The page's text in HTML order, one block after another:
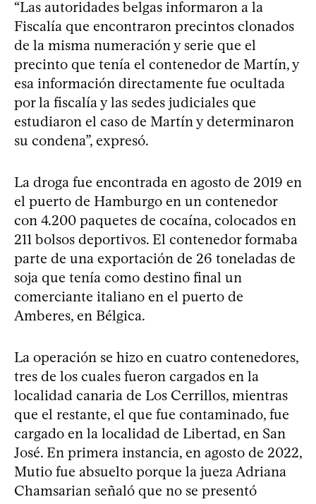
“Las autoridades belgas informaron a la
Fiscalía que encontraron precintos clonados
de la misma numeración y serie que el
precinto que tenía el contenedor de Martín, y
esa información directamente fue ocultada
por la fiscalía y las sedes judiciales que
estudiaron el caso de Martín y determinaron
su condena”, expresó.
La droga fue encontrada en agosto de 2019 en
el puerto de Hamburgo en un contenedor
con 4.200 paquetes de cocaína, colocados en
211 bolsos deportivos. El contenedor formaba
parte de una exportación de 26 toneladas de
soja que tenía como destino final un
comerciante italiano en el puerto de
Amberes, en Bélgica.
La operación se hizo en cuatro contenedores,
tres de los cuales fueron cargados en la
localidad canaria de Los Cerrillos, mientras
que el restante, el que fue contaminado, fue
cargado en la localidad de Libertad, en San
José. En primera instancia, en agosto de 2022,
Mutio fue absuelto porque la jueza Adriana
Chamsarian señaló que no se presentó